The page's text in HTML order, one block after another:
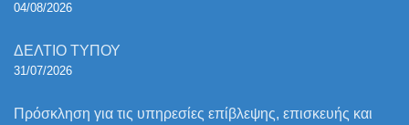
04/08/2026
ΔΕΛΤΙΟ ΤΥΠΟΥ
31/07/2026
Πρόσκληση για τις υπηρεσίες επίβλεψης, επισκευής και